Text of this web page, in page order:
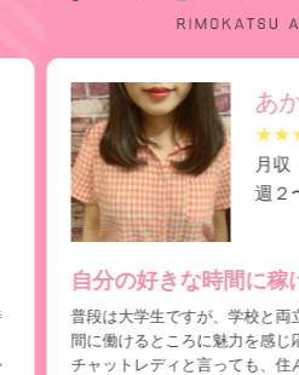
あ
★★
月収
週２
自分の好きな時間に稼
普段は大学生ですが、学校と両
間に働けるところに魅力を感じ
チャットレディと言っても、住